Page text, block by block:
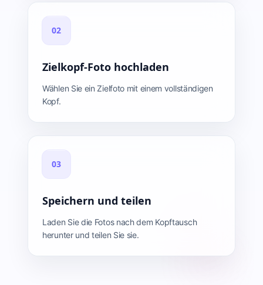
02
Zielkopf-Foto hochladen
Wählen Sie ein Zielfoto mit einem vollständigen
Kopf.
03
Speichern und teilen
Laden Sie die Fotos nach dem Kopftausch
herunter und teilen Sie sie.